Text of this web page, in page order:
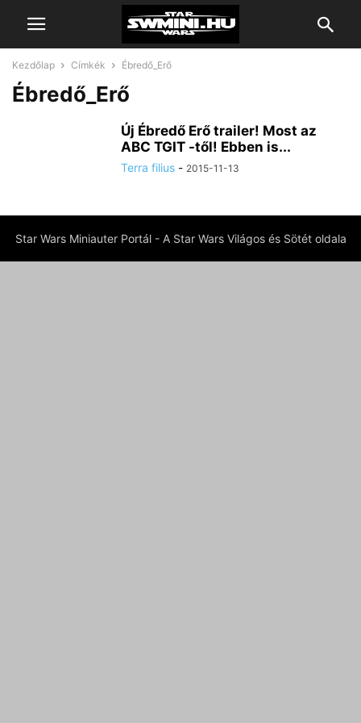
Kezdőlap Címkék Ébredő_Erő
Ébredő_Erő
Új Ébredő Erő trailer! Most az
ABC TGIT -től! Ebben is...
Terra filius - 2015-11-13
Star Wars Miniauter Portál - A Star Wars Világos és Sötét oldala